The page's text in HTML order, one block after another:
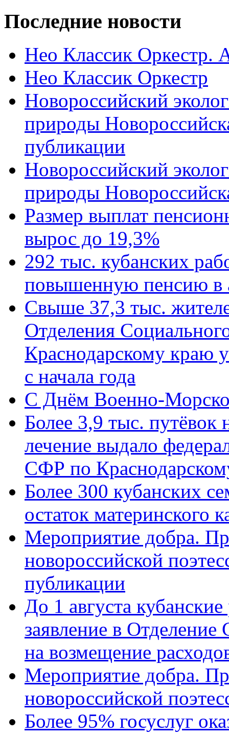
Последние новости
Нео Классик Оркестр.
Нео Классик Оркестр
Новороссийский
природы
публикации
Новороссийский
природы
Размер выплат
вырос до 19,3%
292 тыс. кубанских
повышенную пенсию в
Свыше 37,3 тыс.
Отделения
Краснодарскому краю
с начала года
C Днём Военно-
Более 3,9 тыс. путёвок
лечение выдало
СФР по
Более 300 кубанских
остаток материнского
Мероприятие добра.
новороссийской
публикации
До 1 августа
заявление в
на возмещение
Мероприятие добра.
новороссийской
Более 95% госуслуг